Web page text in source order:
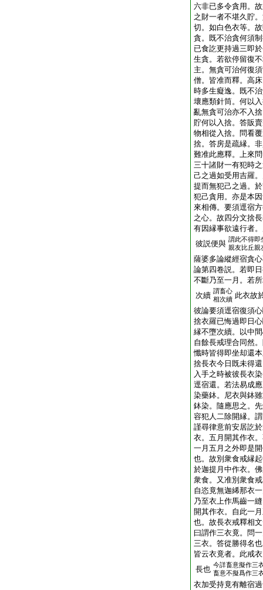
六非已多令貪用。
之財一者不堪久貯
切。如白色衣等。
貪。既不治貪何須
已食訖更持過三即
生貪。若欲停留復
主。無貪可治何復
僧。皆准而釋。高
時多生癡逸。既不
壞應類針筒。何以
亂無貪可治亦不入
貯何以入捨。答販
物相從入捨。問看
捨。答房是疏縁。
難准此應釋。上來
三十諸財一有犯時
己之過如受用吉羅
提而無犯己之過。
犯己貪用。亦是本
來相傳。要須逕宿
之心。故四分文捨
有因縁事欲遠行者
彼説便與 謂此不得即
親友比丘親
薩婆多論縱經宿貪
論第四卷説。若即
不斷乃至一月。若
次續 謂畜心
相次續 此衣故
彼論要須逕宿復須
捨衣羅已悔過即日
縁不墮次續。以中
自餘長戒理合同然
懺時皆得即坐却還
捨長衣今日既未得
入手之時被彼長衣
逕宿還。若法易成
染藥鉢。尼衣與鉢
鉢染。隨應思之。
容犯人二除開縁。
謹尋律意前安居訖
衣。五月開其作衣
一月五月之外即是
也。故別衆食戒縁
於迦提月中作衣。
衆食。又准別衆食
自恣竟無迦絺那衣
乃至衣上作馬齒一
開其作衣。自此一
也。故長衣戒釋相
曰謂作三衣竟。問
三衣。答從勝得名
皆云衣竟者。此戒
長也 今詳畜意擬作三
畜意不擬爲作三
衣加受持竟有離宿